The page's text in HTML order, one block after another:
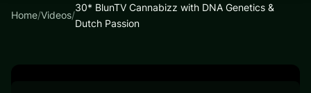
Home/Videos/
30* BlunTV Cannabizz with DNA Genetics &
Dutch Passion